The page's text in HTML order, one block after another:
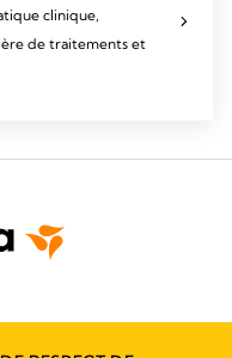
clinique,
de traitements et